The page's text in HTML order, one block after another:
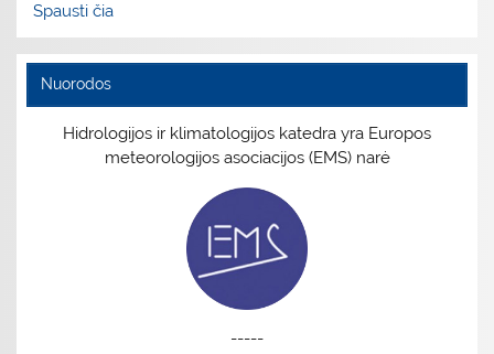
Spausti čia
Nuorodos
Hidrologijos ir klimatologijos katedra yra Europos
meteorologijos asociacijos (EMS) narė
-----